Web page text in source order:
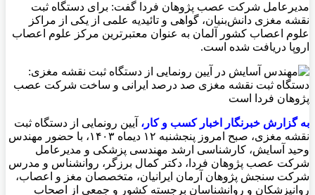
مدیرعامل شرکت عصب پژوهان فردا گفت: برای دستگاه ثبت
نقشه مغزی دانش‌بنیان، گواهی و تائیدیه علمی از یکی از مراکز
علوم اعصاب کشور آلمان به عنوان معتبرترین مرکز علوم اعصاب
اروپا دریافت شده است.
به گزارش خبرنگار اخبار کسب و کار، آیین رونمایی از دستگاه ثبت
نقشه مغزی، صبح امروز پنجشنبه ۱۲ دیماه ۱۴۰۳، با حضور مهندس
وحید آسایش، کارشناسی ارشد مهندسی پزشکی و مدیرعامل
شرکت عصب پژوهان فردا، دکتر کمال برزگر، روانشناس و مدرس
شرکت سنجش پژوهان آرمان ایرانیان، متخصصان مغز و اعصاب،
روانپزشکان و روانشناسان برجسته کشور و جمعی از اصحاب‌